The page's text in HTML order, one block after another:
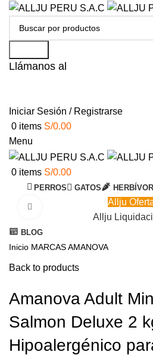
Llámanos al
Iniciar Sesión / Registrarse
0 items S/0.00
Menu
0 items S/0.00
PERROS GATOS
Allju
Allju
BLOG
Inicio MARCASAMANOVA
Back to products
Amanova Adult
Salmon Deluxe 2
Hipoalergénico